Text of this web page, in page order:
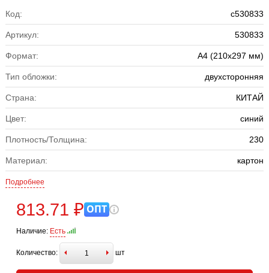
Код: с530833
Артикул: 530833
Формат: А4 (210х297 мм)
Тип обложки: двухсторонняя
Страна: КИТАЙ
Цвет: синий
Плотность/Толщина: 230
Материал: картон
Подробнее
813.71 ₽ ОПТ
Наличие: Есть
Количество: шт